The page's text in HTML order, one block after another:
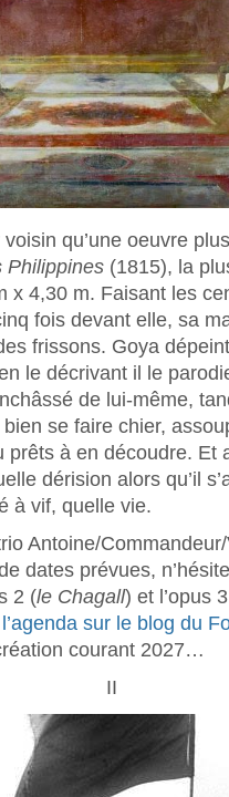
qu’une oeuvre
Philippines (1815), la
x 4,30 m. Faisant les
fois devant elle, sa
frissons. Goya
le décrivant il le
de lui-même,
se faire chier,
prêts à en découdre. Et
dérision alors qu’il
à vif, quelle vie.
Antoine/
dates prévues,
2 (le Chagall) et l’opus
l’agenda sur le blog du
courant 2027…
II